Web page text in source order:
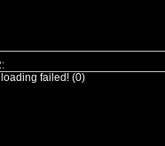
failed! (0)